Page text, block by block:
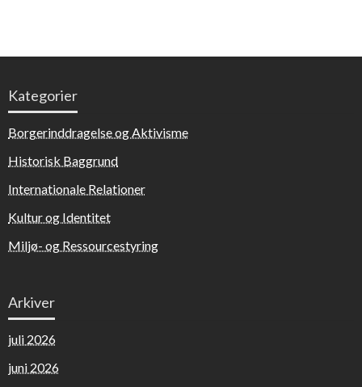
Kategorier
Borgerinddragelse og Aktivisme
Historisk Baggrund
Internationale Relationer
Kultur og Identitet
Miljø- og Ressourcestyring
Arkiver
juli 2026
juni 2026